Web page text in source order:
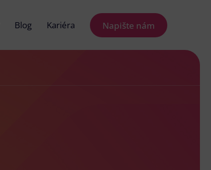
Blog Kariéra Napište nám